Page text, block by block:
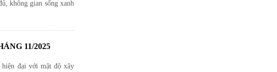
không gian sống xanh
11/2025
hiện đại với mật độ xây